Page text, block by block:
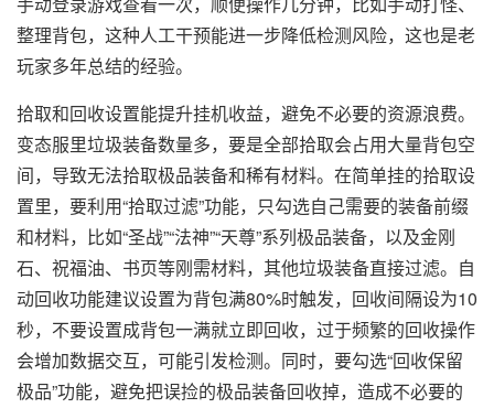
整理背包，这种人工干预能进一步降低检测风险，这也是老
玩家多年总结的经验。
拾取和回收设置能提升挂机收益，避免不必要的资源浪费。
变态服里垃圾装备数量多，要是全部拾取会占用大量背包空
间，导致无法拾取极品装备和稀有材料。在简单挂的拾取设
置里，要利用“拾取过滤”功能，只勾选自己需要的装备前缀
和材料，比如“圣战”“法神”“天尊”系列极品装备，以及金刚
石、祝福油、书页等刚需材料，其他垃圾装备直接过滤。自
动回收功能建议设置为背包满80%时触发，回收间隔设为10
秒，不要设置成背包一满就立即回收，过于频繁的回收操作
会增加数据交互，可能引发检测。同时，要勾选“回收保留
极品”功能，避免把误捡的极品装备回收掉，造成不必要的